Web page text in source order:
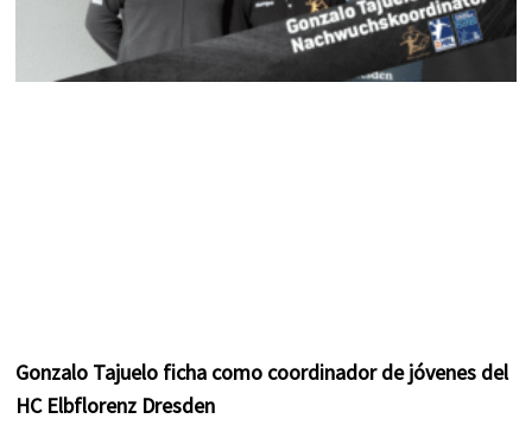
Gonzalo Tajuelo ficha como coordinador de jóvenes del
HC Elbflorenz Dresden